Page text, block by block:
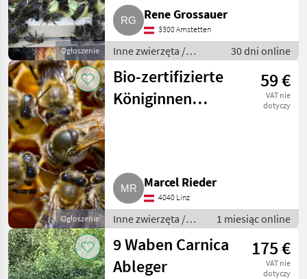
Ogłoszenie
Rene Grossauer
3300 Amstetten
Inne zwierzęta /
Pszczoły i
pszczelarstwo
30 dni online
Ogłoszenie
Bio-zertifizierte
Königinnen
59 €
VAT nie
dotyczy
Marcel Rieder
4040 Linz
Inne zwierzęta /
Pszczoły i
pszczelarstwo
1 miesiąc online
9 Waben Carnica
Ableger
175 €
VAT nie
dotyczy